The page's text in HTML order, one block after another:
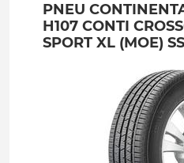
PNEU
H107 CONTI
SPORT XL (MOE)